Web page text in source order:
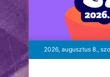
2026, augusztus 8.,